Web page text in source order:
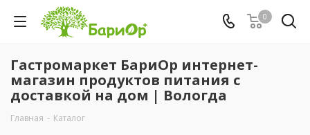
0
Гастромаркет БариОр интернет-
магазин продуктов питания с
доставкой на дом | Вологда
Главная - Каталог